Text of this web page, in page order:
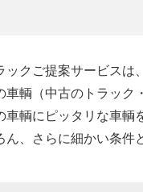
ックご提案サービスは
車輌（中古のトラック
車輌にピッタリな車輌
ん、さらに細かい条件